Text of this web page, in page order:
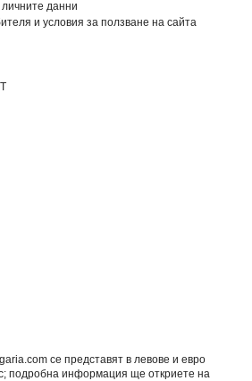
данни
и условия за ползване на сайта
се представят в левове и евро
подробна информация ще откриете на